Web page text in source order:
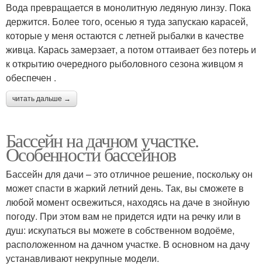
Вода превращается в монолитную ледяную линзу. Пока
держится. Более того, осенью я туда запускаю карасей,
которые у меня остаются с летней рыбалки в качестве
живца. Карась замерзает, а потом оттаивает без потерь и
к открытию очередного рыболовного сезона живцом я
обеспечен .
читать дальше →
Бассейн на дачном участке.
Особенности бассейнов
Бассейн для дачи – это отличное решение, поскольку он
может спасти в жаркий летний день. Так, вы сможете в
любой момент освежиться, находясь на даче в знойную
погоду. При этом вам не придется идти на речку или в
душ: искупаться вы можете в собственном водоёме,
расположенном на дачном участке. В основном на дачу
устанавливают некрупные модели.